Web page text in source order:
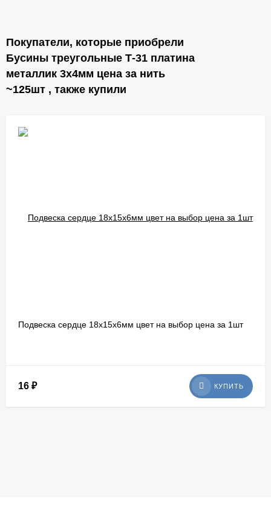
Покупатели, которые приобрели
Бусины треугольные Т-31 платина
металлик 3х4мм цена за нить
~125шт , также купили
Подвеска сердце 18х15х6мм цвет на выбор цена за 1шт
16 ₽ КУПИТЬ